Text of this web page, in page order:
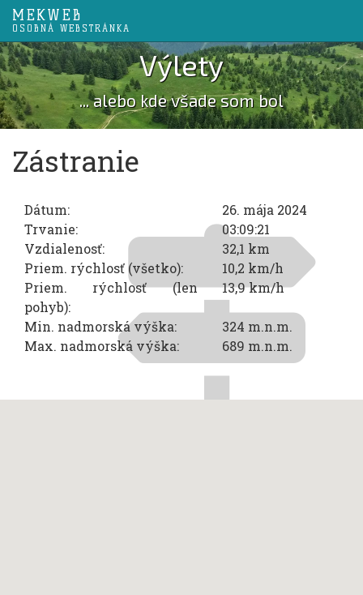
MEKWEB
OSOBNÁ WEBSTRÁNKA
Výlety
... alebo kde všade som bol
Zástranie
Dátum:
26. mája 2024
Trvanie:
03:09:21
Vzdialenosť:
32,1 km
Priem. rýchlosť (všetko):
10,2 km/h
Priem. rýchlosť (len
pohyb):
13,9 km/h
Min. nadmorská výška:
324 m.n.m.
Max. nadmorská výška:
689 m.n.m.